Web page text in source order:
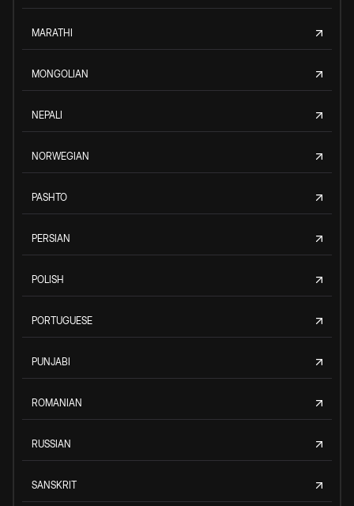
MARATHI
MONGOLIAN
NEPALI
NORWEGIAN
PASHTO
PERSIAN
POLISH
PORTUGUESE
PUNJABI
ROMANIAN
RUSSIAN
SANSKRIT